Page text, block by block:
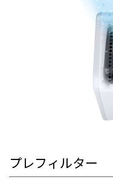
プレフィルター